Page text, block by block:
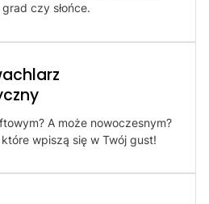
czy słońce.
A może nowoczesnym?
wpiszą się w Twój gust!